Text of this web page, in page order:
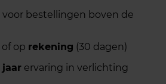
voor bestellingen boven de
op rekening (30 dagen)
jaar ervaring in verlichting